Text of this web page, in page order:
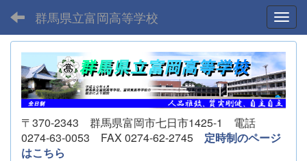
群馬県立富岡高等学校
〒370-2343 群馬県富岡市七日市1425-1 電話
0274-63-0053 FAX 0274-62-2745 定時制のページ
はこちら